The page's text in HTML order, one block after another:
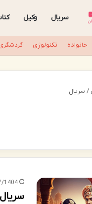
سریال وکیل
خانواده تکنولوژی
/ سریال
1404